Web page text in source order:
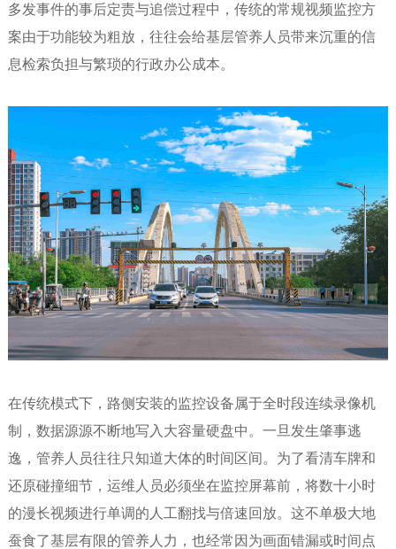
多发事件的事后定责与追偿过程中，传统的常规视频监控方
案由于功能较为粗放，往往会给基层管养人员带来沉重的信
息检索负担与繁琐的行政办公成本。
在传统模式下，路侧安装的监控设备属于全时段连续录像机
制，数据源源不断地写入大容量硬盘中。一旦发生肇事逃
逸，管养人员往往只知道大体的时间区间。为了看清车牌和
还原碰撞细节，运维人员必须坐在监控屏幕前，将数十小时
的漫长视频进行单调的人工翻找与倍速回放。这不单极大地
蚕食了基层有限的管养人力，也经常因为画面错漏或时间点